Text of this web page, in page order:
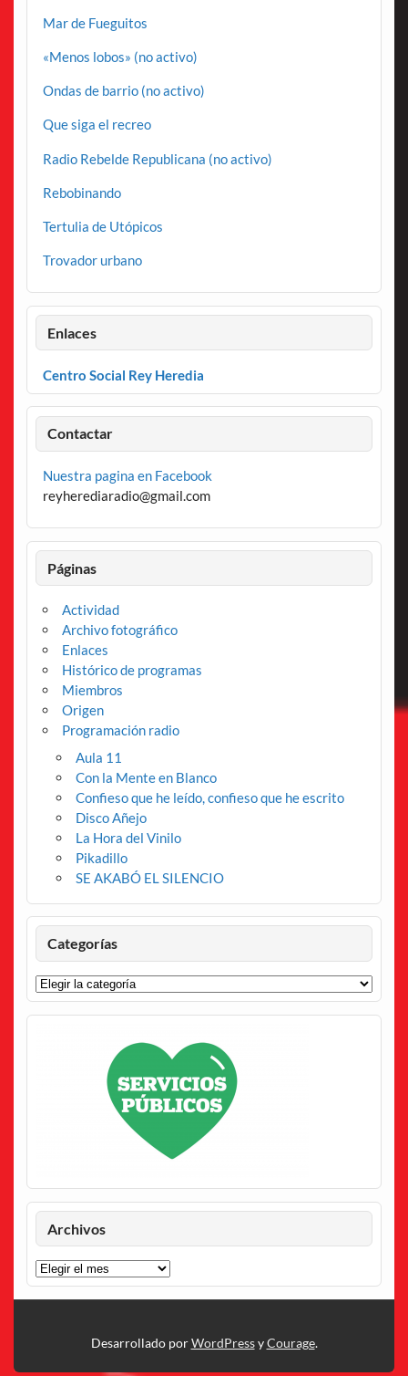
Mar de Fueguitos
«Menos lobos» (no activo)
Ondas de barrio (no activo)
Que siga el recreo
Radio Rebelde Republicana (no activo)
Rebobinando
Tertulia de Utópicos
Trovador urbano
Enlaces
Centro Social Rey Heredia
Contactar
Nuestra pagina en Facebook
reyherediaradio@gmail.com
Páginas
Actividad
Archivo fotográfico
Enlaces
Histórico de programas
Miembros
Origen
Programación radio
Aula 11
Con la Mente en Blanco
Confieso que he leído, confieso que he escrito
Disco Añejo
La Hora del Vinilo
Pikadillo
SE AKABÓ EL SILENCIO
Categorías
Categorías
Archivos
Archivos
Desarrollado porWordPressyCourage.